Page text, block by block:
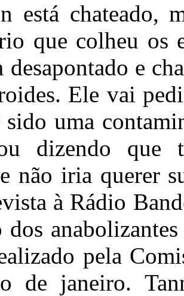
está chateado,
que colheu os
desapontado e
Ele vai
sido uma
dizendo que
não iria querer
à Rádio
dos
pela
de janeiro.